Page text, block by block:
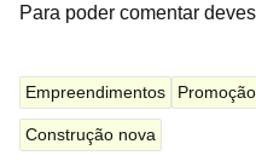
Para poder comentar deves
Empreendimentos
Construção nova